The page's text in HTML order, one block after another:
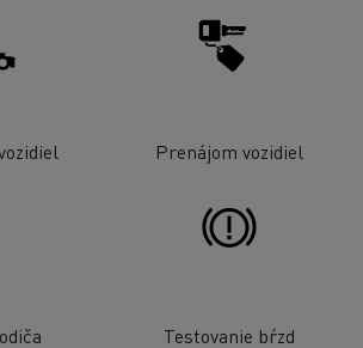
Prenájom vozidiel
Testovanie bŕzd